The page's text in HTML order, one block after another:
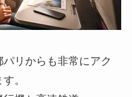
リからも非常にアク
。